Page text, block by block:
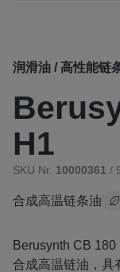
润滑油 / 高性能链
H1
SKU Nr. 10000361 /
合成高温链条油
Berusynth CB
合成高温链油，具